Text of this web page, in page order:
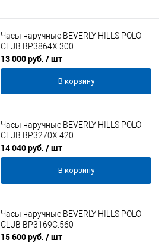
Часы наручные BEVERLY HILLS POLO
CLUB BP3864X.300
13 000 руб. / шт
В корзину
Часы наручные BEVERLY HILLS POLO
CLUB BP3270X.420
14 040 руб. / шт
В корзину
Часы наручные BEVERLY HILLS POLO
CLUB BP3169C.560
15 600 руб. / шт